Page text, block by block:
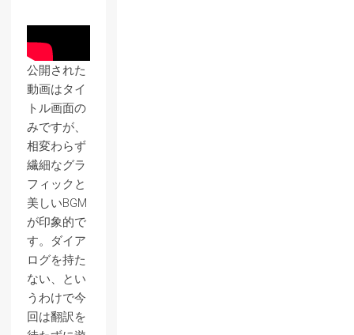
公開された
動画はタイ
トル画面の
みですが、
相変わらず
繊細なグラ
フィックと
美しいBGM
が印象的で
す。ダイア
ログを持た
ない、とい
うわけで今
回は翻訳を